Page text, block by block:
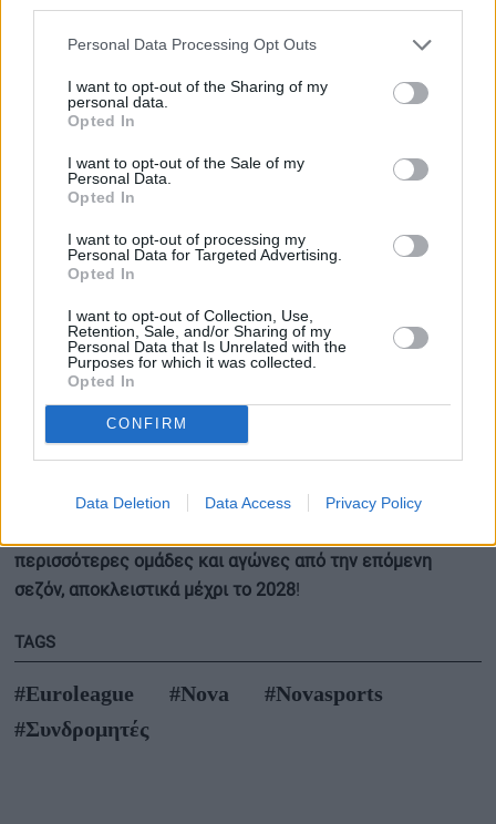
Personal Data Processing Opt Outs
I want to opt-out of the Sharing of my
personal data.
Opted In
I want to opt-out of the Sale of my
Personal Data.
Opted In
I want to opt-out of processing my
Personal Data for Targeted Advertising.
Opted In
I want to opt-out of Collection, Use,
Retention, Sale, and/or Sharing of my
Personal Data that Is Unrelated with the
Purposes for which it was collected.
Opted In
CONFIRM
Data Deletion Data Access Privacy Policy
διοργάνωση καθ’ όλη τη διάρκεια της σεζόν ενώ κατά τη
διάρκεια του Final-4περισσότεροι από 450.000
περιεχόμενο.
Το Novasports και όλη ομάδα του Digital Content με την
αγάπη και τους για το μπάσκετ και έχοντας την εμπειρία
εντυπωσιακά αποτελέσματα, σημειώνοντας
αλματώδη
αύξηση στην επισκεψιμότητα και την προβολή του
παρουσία στα ψηφιακά μέσα κατά τη διάρκεια αυτού του
σημαντικού αθλητικού γεγονότος.
Μείνετε συντονισμένοι στο Novasports με την κορυφαία
EuroLeague, την κορυφαία ευρωπαϊκή διασυλλογική
περισσότερες ομάδες και αγώνες από την επόμενη
σεζόν, αποκλειστικά μέχρι το 2028!
TAGS
#Euroleague #Nova
#Novasports
#Συνδρομητές